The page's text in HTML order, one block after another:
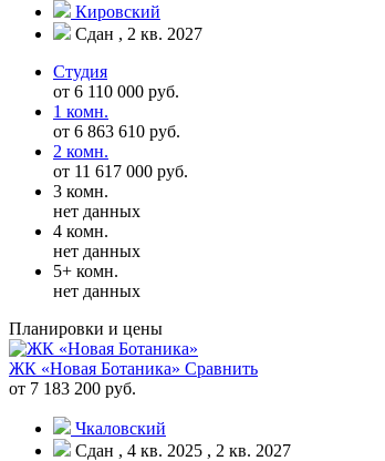
Кировский
Сдан , 2 кв. 2027
Студия
от 6 110 000 руб.
1 комн.
от 6 863 610 руб.
2 комн.
от 11 617 000 руб.
3 комн.
нет данных
4 комн.
нет данных
5+ комн.
нет данных
Планировки и цены
ЖК «Новая Ботаника» Сравнить
от 7 183 200 руб.
Чкаловский
Сдан , 4 кв. 2025 , 2 кв. 2027